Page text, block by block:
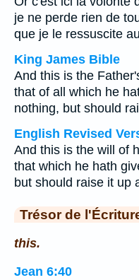
je ne perde rien de
que je le ressuscite
King James Bible
And this is the
that of all which he
nothing, but should
English Revised
And this is the will of
that which he hath
but should raise it up
Trésor de
this.
Jean 6:40